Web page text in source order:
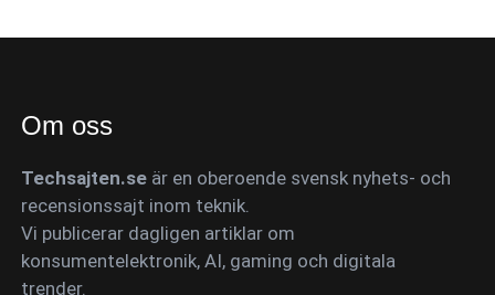
Om oss
Techsajten.se är en oberoende svensk nyhets- och
recensionssajt inom teknik.
Vi publicerar dagligen artiklar om
konsumentelektronik, AI, gaming och digitala
trender.